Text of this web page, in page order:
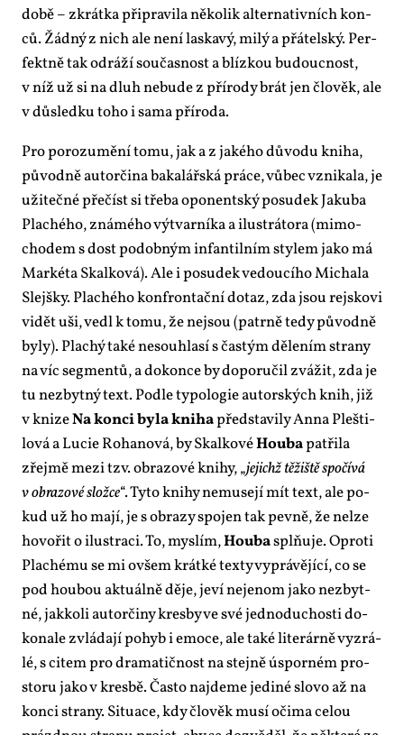
do­bě – zkrát­ka při­pra­vi­la ně­ko­lik al­ter­na­tiv­ních kon­
ců. Žád­ný z nich ale ne­ní las­ka­vý, mi­lý a přá­tel­ský. Per­
fekt­ně tak od­rá­ží sou­čas­nost a blíz­kou bu­douc­nost,
v níž už si na dluh ne­bu­de z pří­ro­dy brát jen člo­věk, ale
v dů­sled­ku to­ho i sa­ma pří­ro­da.
Pro po­ro­zu­mě­ní to­mu, jak a z ja­ké­ho dů­vo­du kni­ha,
pů­vod­ně au­tor­či­na ba­ka­lář­ská prá­ce, vů­bec vzni­ka­la, je
uži­teč­né pře­číst si tře­ba opo­nent­ský po­su­dek Ja­ku­ba
Pla­ché­ho, zná­mé­ho vý­tvar­ní­ka a ilu­strá­to­ra (mi­mo­
cho­dem s dost po­dob­ným in­fan­til­ním sty­lem ja­ko má
Mar­ké­ta Skal­ko­vá). Ale i po­su­dek ve­dou­cí­ho Mi­cha­la
Slejš­ky. Pla­ché­ho kon­fron­tač­ní do­taz, zda jsou rejsko­vi
vi­dět uši, ve­dl k to­mu, že nejsou (pa­tr­ně te­dy pů­vod­ně
by­ly). Pla­chý ta­ké ne­sou­hla­sí s čas­tým dě­le­ním stra­ny
na víc seg­men­tů, a do­kon­ce by do­po­ru­čil zvá­žit, zda je
tu ne­zbyt­ný text. Pod­le ty­po­lo­gie au­tor­ských knih, již
v kni­zeNa kon­ci by­la kni­hapřed­sta­vi­ly An­na Pleš­ti­
lo­vá a Lu­cie Ro­ha­no­vá, by Skal­ko­véHou­bapa­t­ři­la
zřej­mě me­zi tzv. ob­ra­zo­vé kni­hy, „je­jichž tě­žiš­tě spo­čí­vá
v ob­ra­zo­vé slož­ce“. Ty­to kni­hy ne­muse­jí mít text, ale po­
kud už ho ma­jí, je s ob­ra­zy spo­jen tak pev­ně, že nelze
ho­vo­řit o ilu­stra­ci. To, mys­lím,Hou­baspl­ňu­je. Opro­ti
Pla­ché­mu se mi ovšem krát­ké tex­ty vy­prá­vě­jí­cí, co se
pod hou­bou ak­tu­ál­ně dě­je, je­ví neje­nom ja­ko ne­zbyt­
né, jak­ko­li au­tor­či­ny kres­by ve své jed­no­du­chos­ti do­
ko­na­le zvlá­da­jí po­hyb i emo­ce, ale ta­ké li­te­rár­ně vy­zrá­
lé, s ci­tem pro dra­ma­tič­nost na stej­ně úspor­ném pro­
sto­ru ja­ko v kresbě. Čas­to na­jde­me je­di­né slo­vo až na
kon­ci stra­ny. Si­tu­a­ce, kdy člo­věk mu­sí oči­ma ce­lou